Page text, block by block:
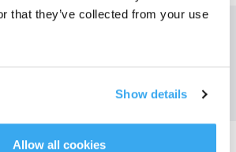
that they’ve collected from your use
Show details
Allow all cookies
nouvelles d'ECOVACS